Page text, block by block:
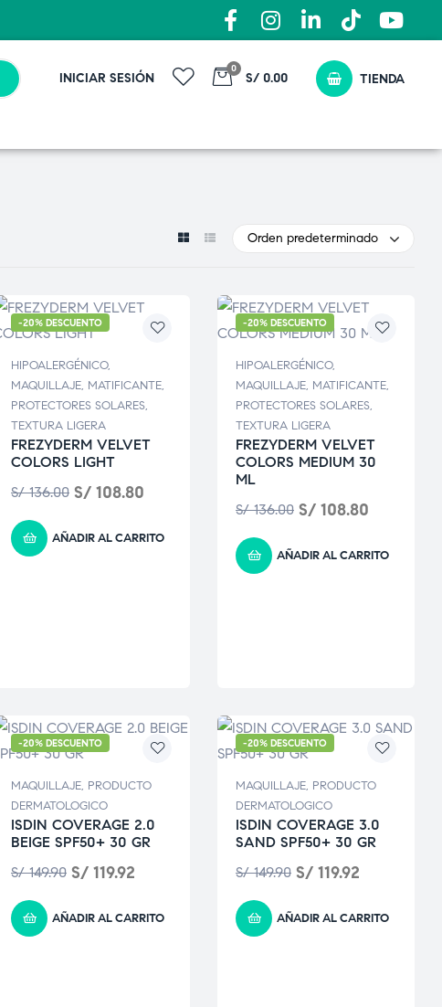
INICIAR SESIÓN
0
S/ 0.00 TIENDA
Orden predeterminado
-20% DESCUENTO
HIPOALERGÉNICO,
MAQUILLAJE, MATIFICANTE,
PROTECTORES SOLARES,
TEXTURA LIGERA
FREZYDERM VELVET
COLORS LIGHT
S/136.00 S/ 108.80
AÑADIR AL CARRITO
-20% DESCUENTO
HIPOALERGÉNICO,
MAQUILLAJE, MATIFICANTE,
PROTECTORES SOLARES,
TEXTURA LIGERA
FREZYDERM VELVET
COLORS MEDIUM 30
ML
S/136.00 S/ 108.80
AÑADIR AL CARRITO
-20% DESCUENTO
MAQUILLAJE, PRODUCTO
DERMATOLOGICO
ISDIN COVERAGE 2.0
BEIGE SPF50+ 30 GR
S/149.90 S/ 119.92
AÑADIR AL CARRITO
-20% DESCUENTO
MAQUILLAJE, PRODUCTO
DERMATOLOGICO
ISDIN COVERAGE 3.0
SAND SPF50+ 30 GR
S/149.90 S/ 119.92
AÑADIR AL CARRITO